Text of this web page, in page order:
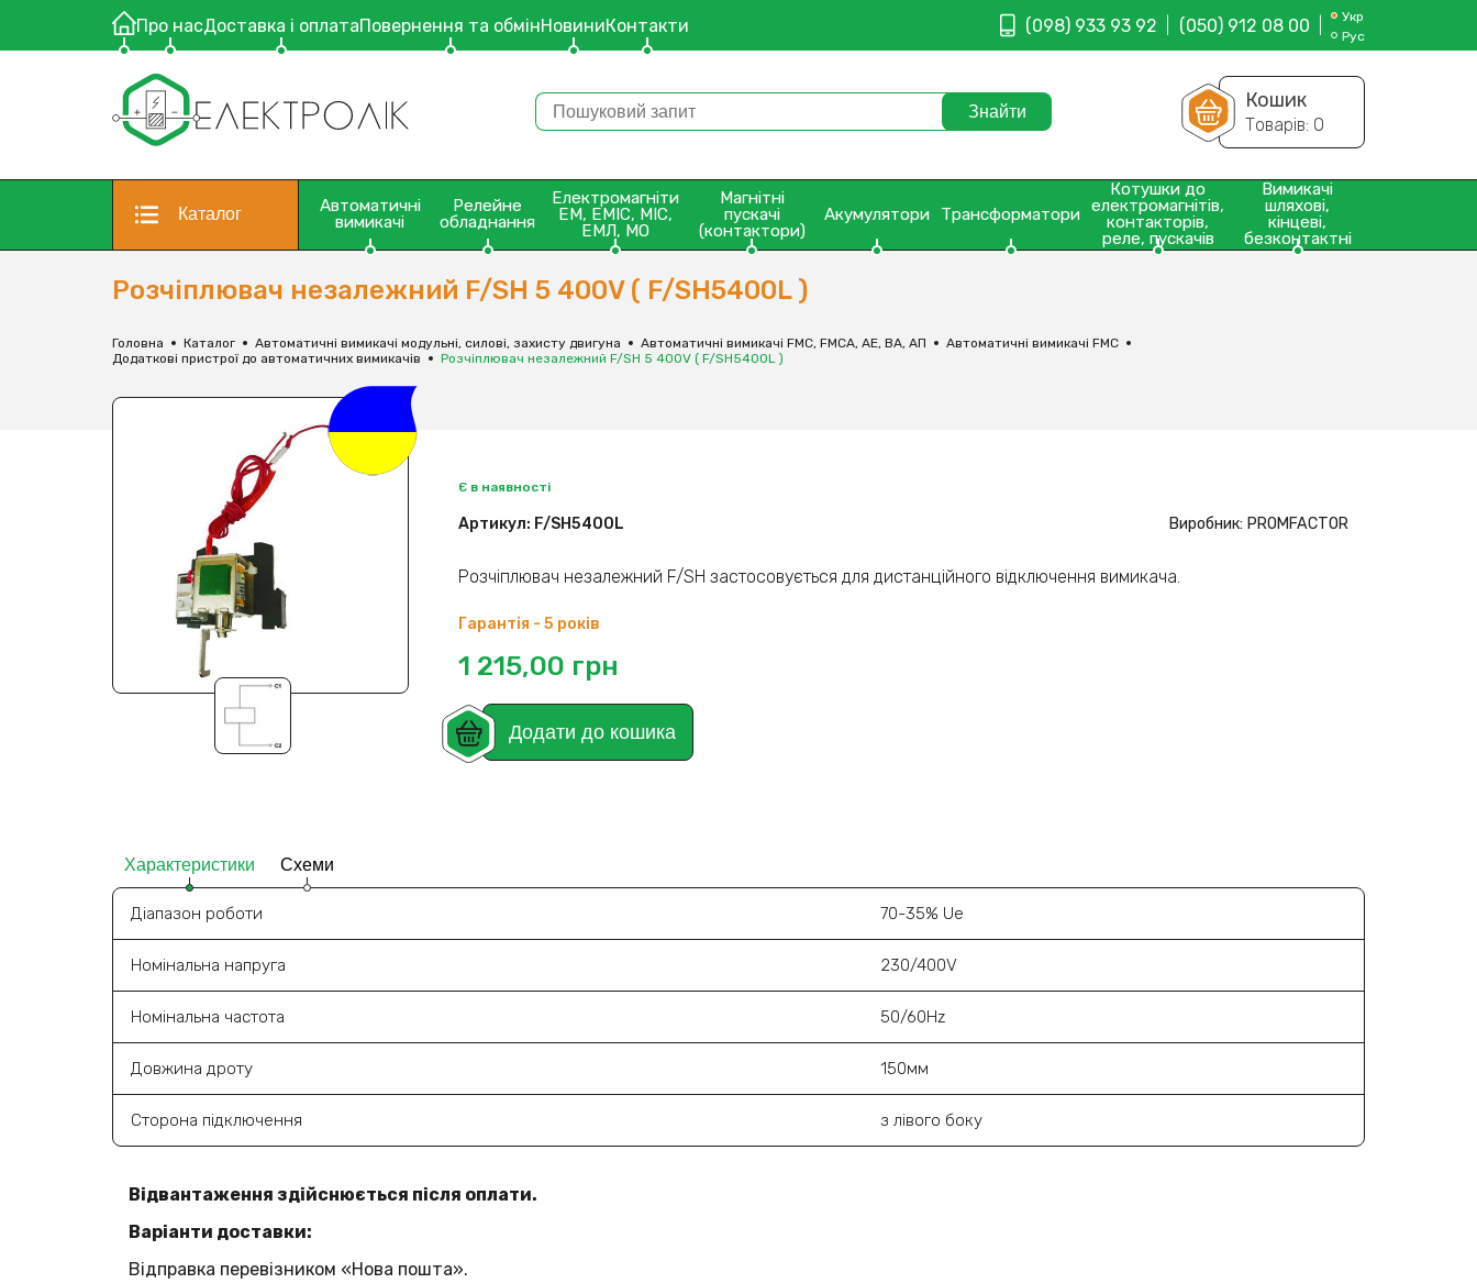
Про насДоставка і оплатаПовернення та обмінНовиниКонтакти (098) 933 93 92 (050) 912 08 00
Укр
Рус
Кошик
Товарів: 0
Каталог
Автоматичні
вимикачі
Релейне
обладнання
Електромагніти
ЕМ, ЕМІС, МІС,
ЕМЛ, МО
Магнітні
пускачі
(контактори)
Акумулятори Трансформатори
Котушки до
електромагнітів,
контакторів,
реле, пускачів
Вимикачі
шляхові,
кінцеві,
безконтактні
Розчіплювач незалежний F/SH 5 400V ( F/SH5400L )
Головна Каталог Автоматичні вимикачі модульні, силові, захисту двигуна Автоматичні вимикачі FMC, FMCA, АЕ, ВА, АП
Автоматичні вимикачі FMC
Додаткові пристрої до автоматичних вимикачів
Розчіплювач незалежний F/SH 5 400V ( F/SH5400L )
Є в наявності
Артикул: F/SH5400L Виробник: PROMFACTOR
Розчіплювач незалежний F/SH застосовується для дистанційного відключення вимикача.
Гарантія - 5 років
1 215,00 грн
Додати до кошика
Характеристики Схеми
Діапазон роботи 70-35% Ue
Номінальна напруга 230/400V
Номінальна частота 50/60Hz
Довжина дроту 150мм
Сторона підключення з лівого боку
Відвантаження здійснюється після оплати.
Варіанти доставки:
Відправка перевізником «Нова пошта».